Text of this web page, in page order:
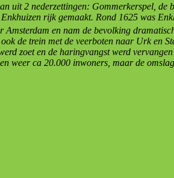
uit 2 nederzettingen: Gommerkerspel,
rijk gemaakt. Rond 1625 was
en nam de bevolking
de trein met de veerboten naar Urk en
zoet en de haringvangst werd
weer ca 20.000 inwoners, maar de